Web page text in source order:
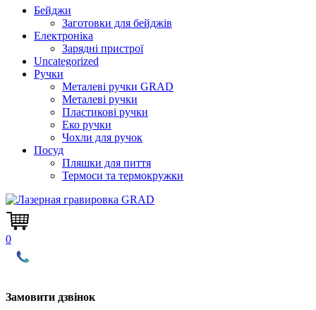
Бейджи
Заготовки для бейджів
Електроніка
Зарядні пристрої
Uncategorized
Ручки
Металеві ручки GRAD
Металеві ручки
Пластикові ручки
Еко ручки
Чохли для ручок
Посуд
Пляшки для пиття
Термоси та термокружки
0
Замовити дзвінок